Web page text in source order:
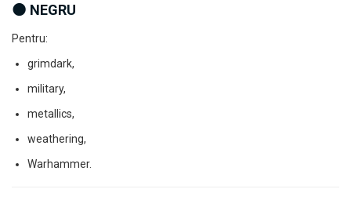
⚫ NEGRU
Pentru:
grimdark,
military,
metallics,
weathering,
Warhammer.